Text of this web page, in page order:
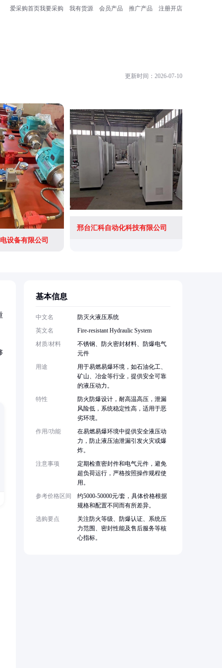
爱采购首页我要采购 我有货源 会员产品 推广产品 注册开店
更新时间：2026-07-10
设备有限公司
邢台汇科自动化科技有限公司
基本信息
中文名
防灭火液压系统
英文名
Fire-resistant Hydraulic System
材质/材料
不锈钢、防火密封材料、防爆电气
元件
用途
用于易燃易爆环境，如石油化工、
矿山、冶金等行业，提供安全可靠
的液压动力。
特性
防火防爆设计，耐高温高压，泄漏
风险低，系统稳定性高，适用于恶
劣环境。
作用/功能
在易燃易爆环境中提供安全液压动
力，防止液压油泄漏引发火灾或爆
炸。
注意事项
定期检查密封件和电气元件，避免
超负荷运行，严格按照操作规程使
用。
参考价格区间
约5000-50000元/套，具体价格根据
规格和配置不同而有所差异。
选购要点
关注防火等级、防爆认证、系统压
力范围、密封性能及售后服务等核
心指标。